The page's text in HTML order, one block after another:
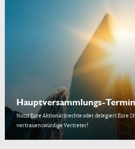
Hauptversammlungs-
Nutzt Eure Aktionärsrechte oder delegiert Eure
vertrauenswürdige Vertreter!